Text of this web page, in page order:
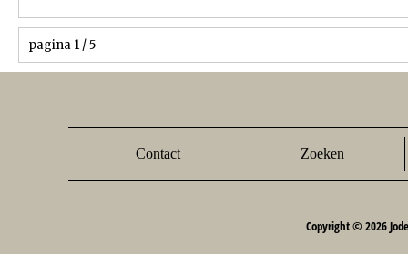
pagina 1 / 5
Contact Zoeken
Copyright © 2026